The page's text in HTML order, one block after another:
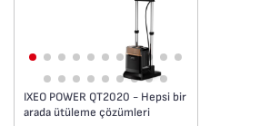
IXEO POWER QT2020 - Hepsi bir
arada ütüleme çözümleri